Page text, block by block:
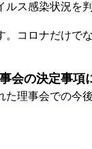
ルス感染状況を
。コロナだけで
会の決定事項
た理事会での今